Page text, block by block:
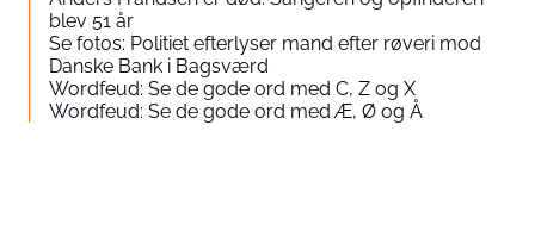
blev 51 år
Se fotos: Politiet efterlyser mand efter røveri mod
Danske Bank i Bagsværd
Wordfeud: Se de gode ord med C, Z og X
Wordfeud: Se de gode ord med Æ, Ø og Å